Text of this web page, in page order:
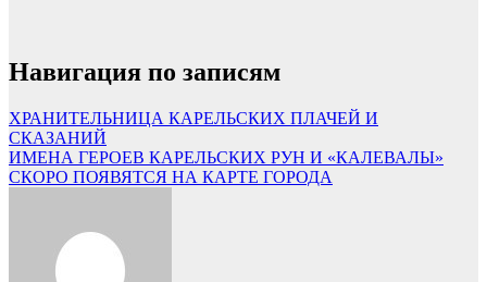
Навигация по записям
ХРАНИТЕЛЬНИЦА КАРЕЛЬСКИХ ПЛАЧЕЙ И
СКАЗАНИЙ
ИМЕНА ГЕРОЕВ КАРЕЛЬСКИХ РУН И «КАЛЕВАЛЫ»
СКОРО ПОЯВЯТСЯ НА КАРТЕ ГОРОДА